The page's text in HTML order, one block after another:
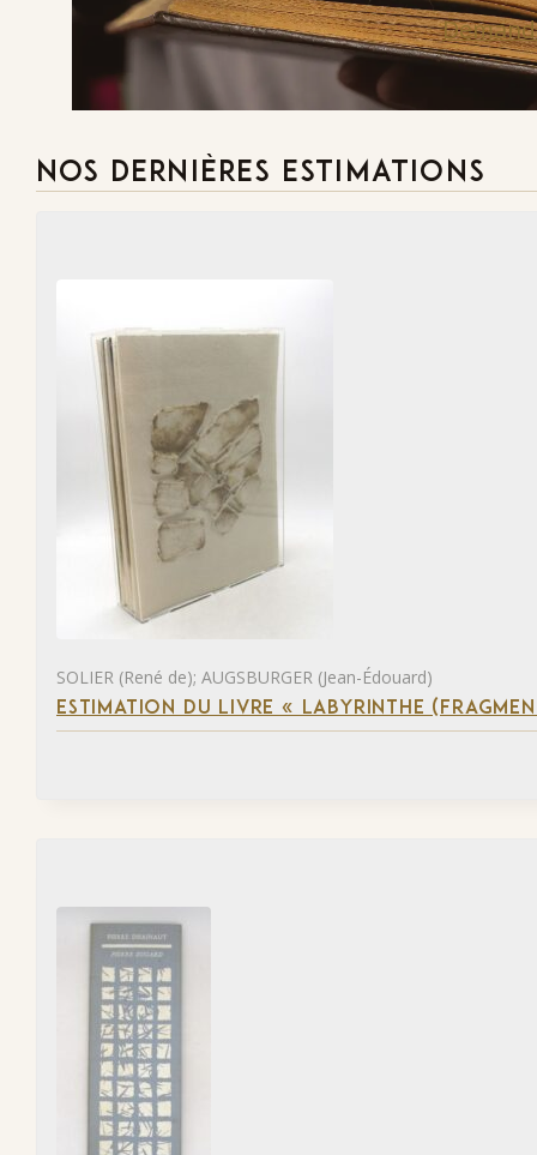
NOS DERNIÈRES ESTIMATIONS
SOLIER (René de); AUGSBURGER (Jean-Édouard)
ESTIMATION DU LIVRE « LABYRINTHE